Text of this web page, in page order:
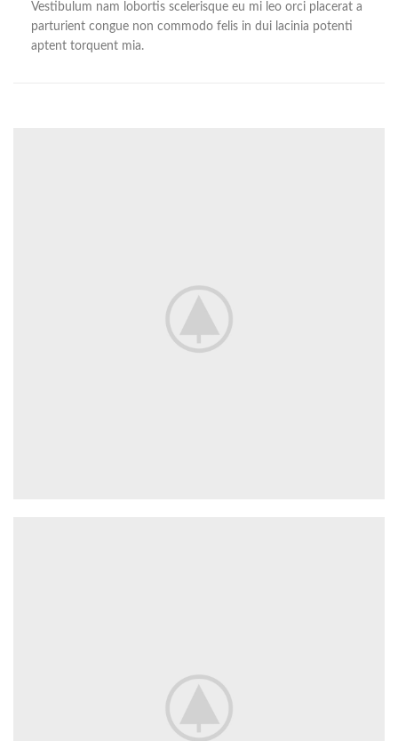
Vestibulum nam lobortis scelerisque eu mi leo orci placerat a
parturient congue non commodo felis in dui lacinia potenti
aptent torquent mia.